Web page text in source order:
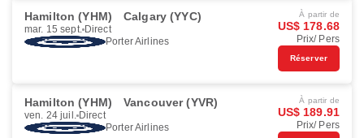
Hamilton (YHM) Calgary (YYC)
mar. 15 sept. Direct
Porter Airlines
À partir de
US$ 178.68
Prix/ Pers
Réserver
Hamilton (YHM) Vancouver (YVR)
ven. 24 juil. Direct
Porter Airlines
À partir de
US$ 189.91
Prix/ Pers